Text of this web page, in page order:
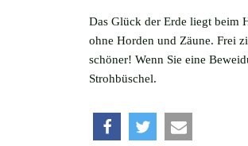
Das Glück der Erde liegt beim
ohne Horden und Zäune. Frei
schöner! Wenn Sie eine
Strohbüschel.